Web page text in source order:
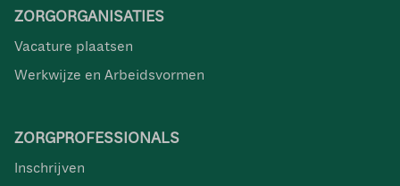
ZORGORGANISATIES
Vacature plaatsen
Werkwijze en Arbeidsvormen
ZORGPROFESSIONALS
Inschrijven